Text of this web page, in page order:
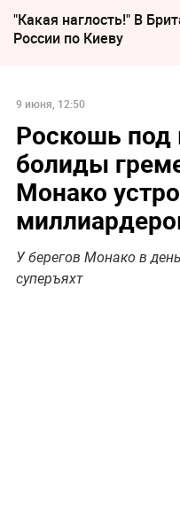
"Какая наглость!" В
России по Киеву
9 июня, 12:50
Роскошь под
болиды
Монако
У берегов Монако в
суперъяхт